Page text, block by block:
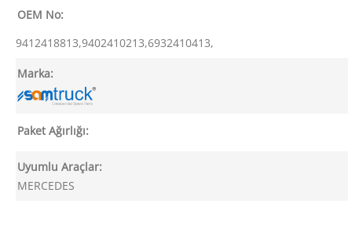
OEM No:
9412418813,9402410213,6932410413,
Marka:
Paket Ağırlığı:
Uyumlu Araçlar:
MERCEDES